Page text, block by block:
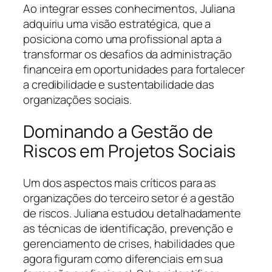
Ao integrar esses conhecimentos, Juliana
adquiriu uma visão estratégica, que a
posiciona como uma profissional apta a
transformar os desafios da administração
financeira em oportunidades para fortalecer
a credibilidade e sustentabilidade das
organizações sociais.
Dominando a Gestão de
Riscos em Projetos Sociais
Um dos aspectos mais críticos para as
organizações do terceiro setor é a gestão
de riscos. Juliana estudou detalhadamente
as técnicas de identificação, prevenção e
gerenciamento de crises, habilidades que
agora figuram como diferenciais em sua